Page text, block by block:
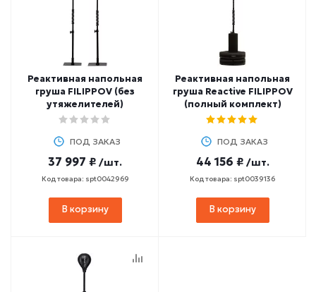
Реактивная напольная
груша FILIPPOV (без
утяжелителей)
ПОД ЗАКАЗ
37 997 ₽ /шт.
Код товара: spt0042969
В корзину
Реактивная напольная
груша Reactive FILIPPOV
(полный комплект)
ПОД ЗАКАЗ
44 156 ₽ /шт.
Код товара: spt0039136
В корзину